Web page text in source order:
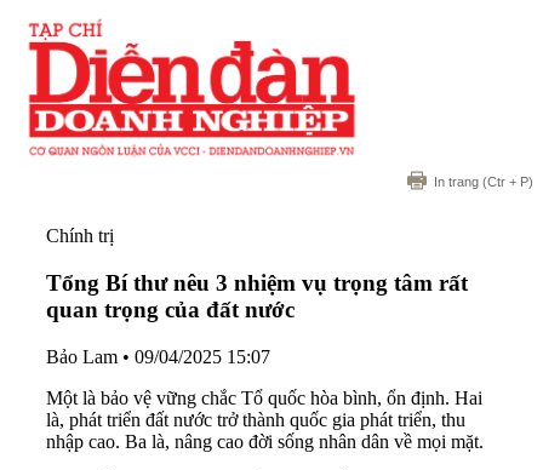
In trang (Ctr + P)
Chính trị
Tổng Bí thư nêu 3 nhiệm vụ trọng tâm rất
quan trọng của đất nước
Bảo Lam • 09/04/2025 15:07
Một là bảo vệ vững chắc Tổ quốc hòa bình, ổn định. Hai
là, phát triển đất nước trở thành quốc gia phát triển, thu
nhập cao. Ba là, nâng cao đời sống nhân dân về mọi mặt.